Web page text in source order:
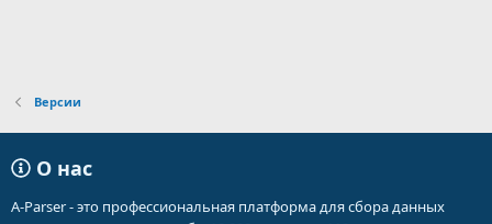
Версии
О нас
A-Parser - это профессиональная платформа для сбора данных